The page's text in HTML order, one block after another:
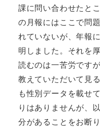
課に問い合わせたと
の月報にはここで問
れていないが、年報
明しました。それを
読むのは一苦労です
教えていただいて見
も性別データを載せ
りはありませんが、
分があることをお断